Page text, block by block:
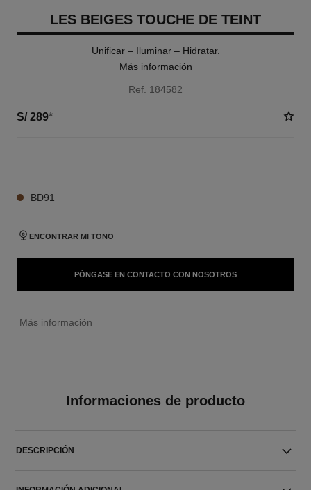
LES BEIGES TOUCHE DE TEINT
Unificar – Iluminar – Hidratar.
Más información
Ref. 184582
S/ 289*
BD91
ENCONTRAR MI TONO
PÓNGASE EN CONTACTO CON NOSOTROS
↩
Más información
Informaciones de producto
DESCRIPCIÓN